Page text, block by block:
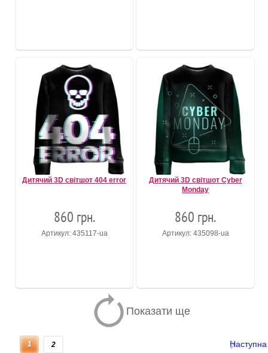
Дитячий 3D світшот 404 error
860 грн.
Артикул: 435117-ua
Дитячий 3D світшот Cyber
Monday
860 грн.
Артикул: 435098-ua
Показати ще
1 2 Наступна